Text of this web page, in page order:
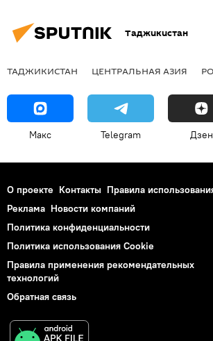
Таджикистан
ТАДЖИКИСТАН ЦЕНТРАЛЬНАЯ АЗИЯ
Макс Telegram Дзен
О проекте Контакты Правила
Реклама Новости компаний
Политика конфиденциальности
Политика использования Cookie
Правила применения рекомендательных
технологий
Обратная связь